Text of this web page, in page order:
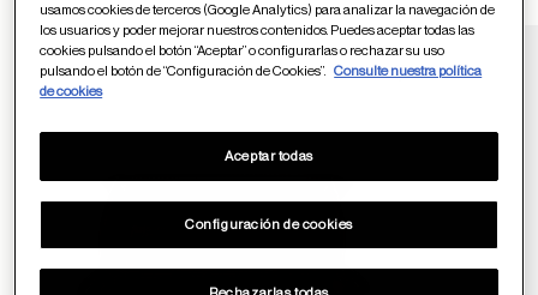
usamos cookies de terceros (Google Analytics) para analizar la navegación de
los usuarios y poder mejorar nuestros contenidos. Puedes aceptar todas las
cookies pulsando el botón “Aceptar” o configurarlas o rechazar su uso
pulsando el botón de “Configuración de Cookies”.
Consulte nuestra política
de cookies
Configuración de cookies
Aceptar todas